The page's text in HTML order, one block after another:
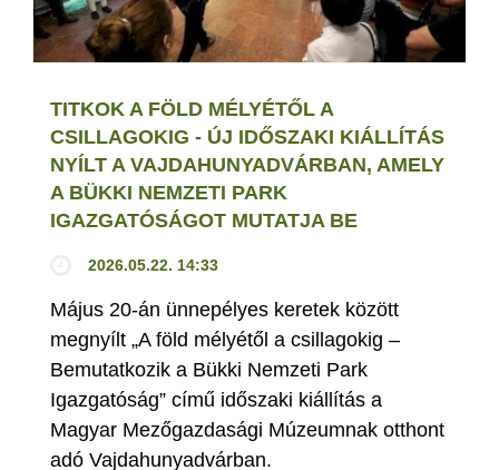
TITKOK A FÖLD MÉLYÉTŐL A
CSILLAGOKIG - ÚJ IDŐSZAKI KIÁLLÍTÁS
NYÍLT A VAJDAHUNYADVÁRBAN, AMELY
A BÜKKI NEMZETI PARK
IGAZGATÓSÁGOT MUTATJA BE
2026.05.22. 14:33
Május 20-án ünnepélyes keretek között
megnyílt „A föld mélyétől a csillagokig –
Bemutatkozik a Bükki Nemzeti Park
Igazgatóság” című időszaki kiállítás a
Magyar Mezőgazdasági Múzeumnak otthont
adó Vajdahunyadvárban.